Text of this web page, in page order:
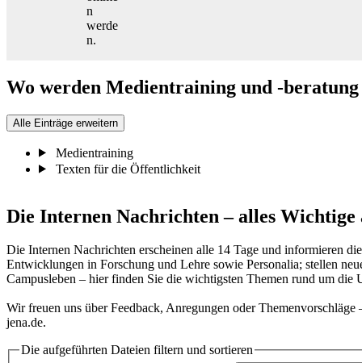
n
werde
n.
Wo werden Medientraining und -beratung
Alle Einträge erweitern
Medientraining
Texten für die Öffentlichkeit
Die Internen Nachrichten – alles
Die Internen Nachrichten erscheinen alle 14 Tage und informieren
Entwicklungen in Forschung und Lehre sowie Personalia; stellen
Campusleben – hier finden Sie die wichtigsten Themen rund um die
Wir freuen uns über Feedback, Anregungen oder
jena.de.
Die aufgeführten Dateien filtern und sortieren